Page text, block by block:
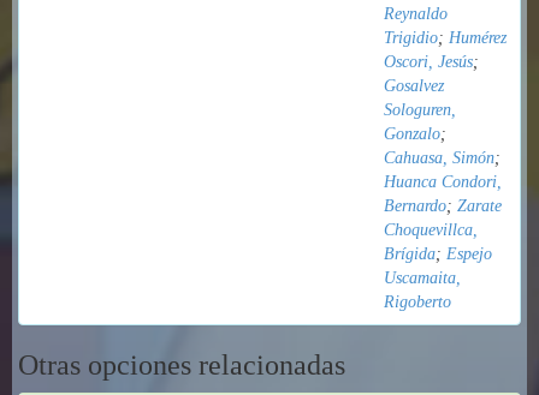
Reynaldo
Trigidio; Humérez
Oscori, Jesús;
Gosalvez
Sologuren,
Gonzalo;
Cahuasa, Simón;
Huanca Condori,
Bernardo; Zarate
Choquevillca,
Brígida; Espejo
Uscamaita,
Rigoberto
Otras opciones relacionadas